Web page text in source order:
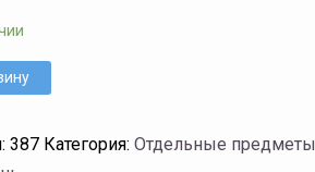
387 Категория: Отдельные предметы